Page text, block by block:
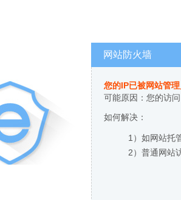
网站防火墙
您的IP已被网站管
可能原因：您的访
如何解决：
1）如网站托
2）普通网站